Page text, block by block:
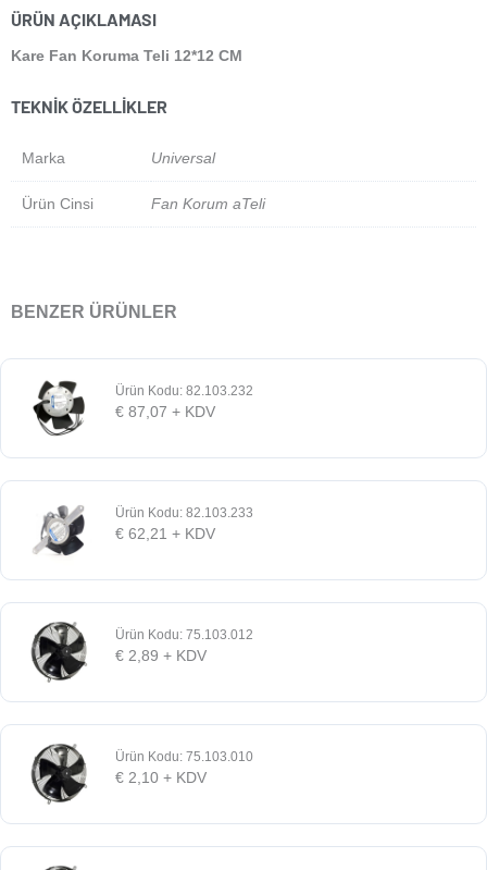
ÜRÜN AÇIKLAMASI
Kare Fan Koruma Teli 12*12 CM
TEKNIK ÖZELLIKLER
Marka Universal
Ürün Cinsi Fan Korum aTeli
BENZER ÜRÜNLER
Ürün Kodu: 82.103.232
€ 87,07 + KDV
Ürün Kodu: 82.103.233
€ 62,21 + KDV
Ürün Kodu: 75.103.012
€ 2,89 + KDV
Ürün Kodu: 75.103.010
€ 2,10 + KDV